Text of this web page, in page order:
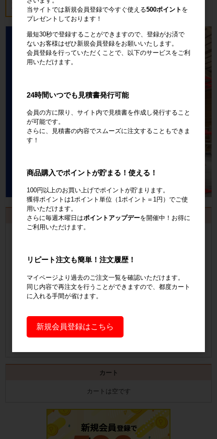
18,700円 税込20,570円
お見積書・納品書発行のご案内
会員登録はこちら
見積書の発行手順についてご案内
見積書発行手順について
納品書の発行手順についてご案内
納品書発行手順について
カート
カートは空です
当サイトでは新規会員登録で今すぐ使える500ポイント を
プレゼントしております！
最短30秒で登録することができますので、登録がお済で
ないお客様はぜひ新規会員登録をお願いいたします。
会員登録を行っていただくことで、以下のサービスをご利
用いただけます。
24時間いつでも見積書発行可能
会員の方に限り、サイト内で見積書を作成し発行すること
が可能です。
さらに、見積書の内容でスムーズに注文することもできま
す！
商品購入でポイントが貯まる！使える！
100円以上のお買い上げでポイントが貯まります。
獲得ポイントは1ポイント単位（1ポイント＝1円）でご使
用いただけます。
さらに毎週木曜日はポイントアップデーを開催中！お得に
ご利用いただけます。
リピート注文も簡単！注文履歴！
マイページより過去のご注文一覧を確認いただけます。
同じ内容で再注文を行うことができますので、都度カート
に入れる手間が省けます。
新規会員登録はこちら